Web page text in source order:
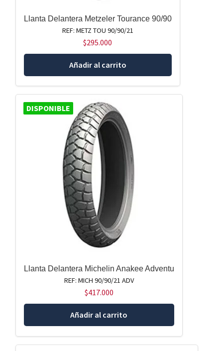
Llanta Delantera Metzeler Tourance 90/90
REF: METZ TOU 90/90/21
$295.000
Añadir al carrito
DISPONIBLE
Llanta Delantera Michelin Anakee Adventu
REF: MICH 90/90/21 ADV
$417.000
Añadir al carrito